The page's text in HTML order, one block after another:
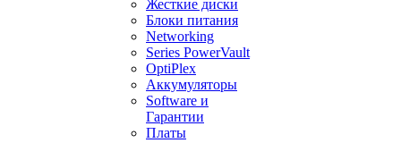
Жесткие диски
Блоки питания
Networking
Series PowerVault
OptiPlex
Аккумуляторы
Software и
Гарантии
Платы